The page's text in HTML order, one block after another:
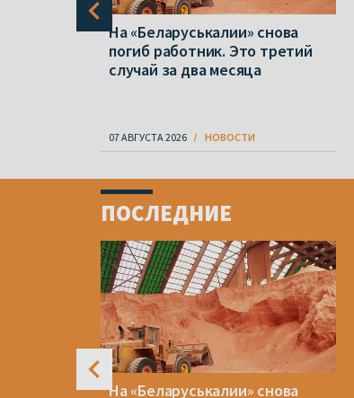
На «Беларуськалии» снова
погиб работник. Это третий
случай за два месяца
07 АВГУСТА 2026 НОВОСТИ
ПОСЛЕДНИЕ
На «Беларуськалии» снова